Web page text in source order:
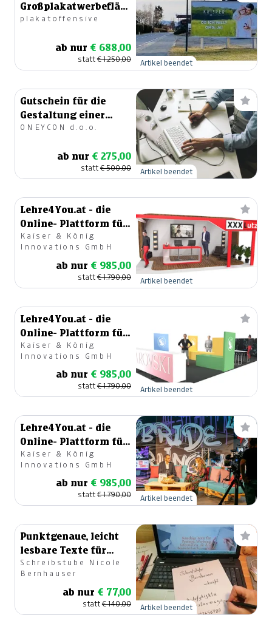
Großplakatwerbeflächen
24Bogen (504x238cm)
plakatoffensive
ab nur € 688,00
statt€ 1.250,00 Artikel beendet
Gutschein für die
Gestaltung einer
Homepage im Wert
ONEYCON d.o.o.
ab nur € 275,00
statt€ 500,00 Artikel beendet
Lehre4You.at - die
Online- Plattform für
die Lehre
Kaiser & König
Innovations GmbH
ab nur € 985,00
statt€ 1.790,00 Artikel beendet
Lehre4You.at - die
Online- Plattform für
die Lehre
Kaiser & König
Innovations GmbH
ab nur € 985,00
statt€ 1.790,00 Artikel beendet
Lehre4You.at - die
Online- Plattform für
die Lehre
Kaiser & König
Innovations GmbH
ab nur € 985,00
statt€ 1.790,00 Artikel beendet
Punktgenaue, leicht
lesbare Texte für
Inserat, Website,
Werbung
Schreibstube Nicole
Bernhauser
ab nur € 77,00
statt€ 140,00 Artikel beendet